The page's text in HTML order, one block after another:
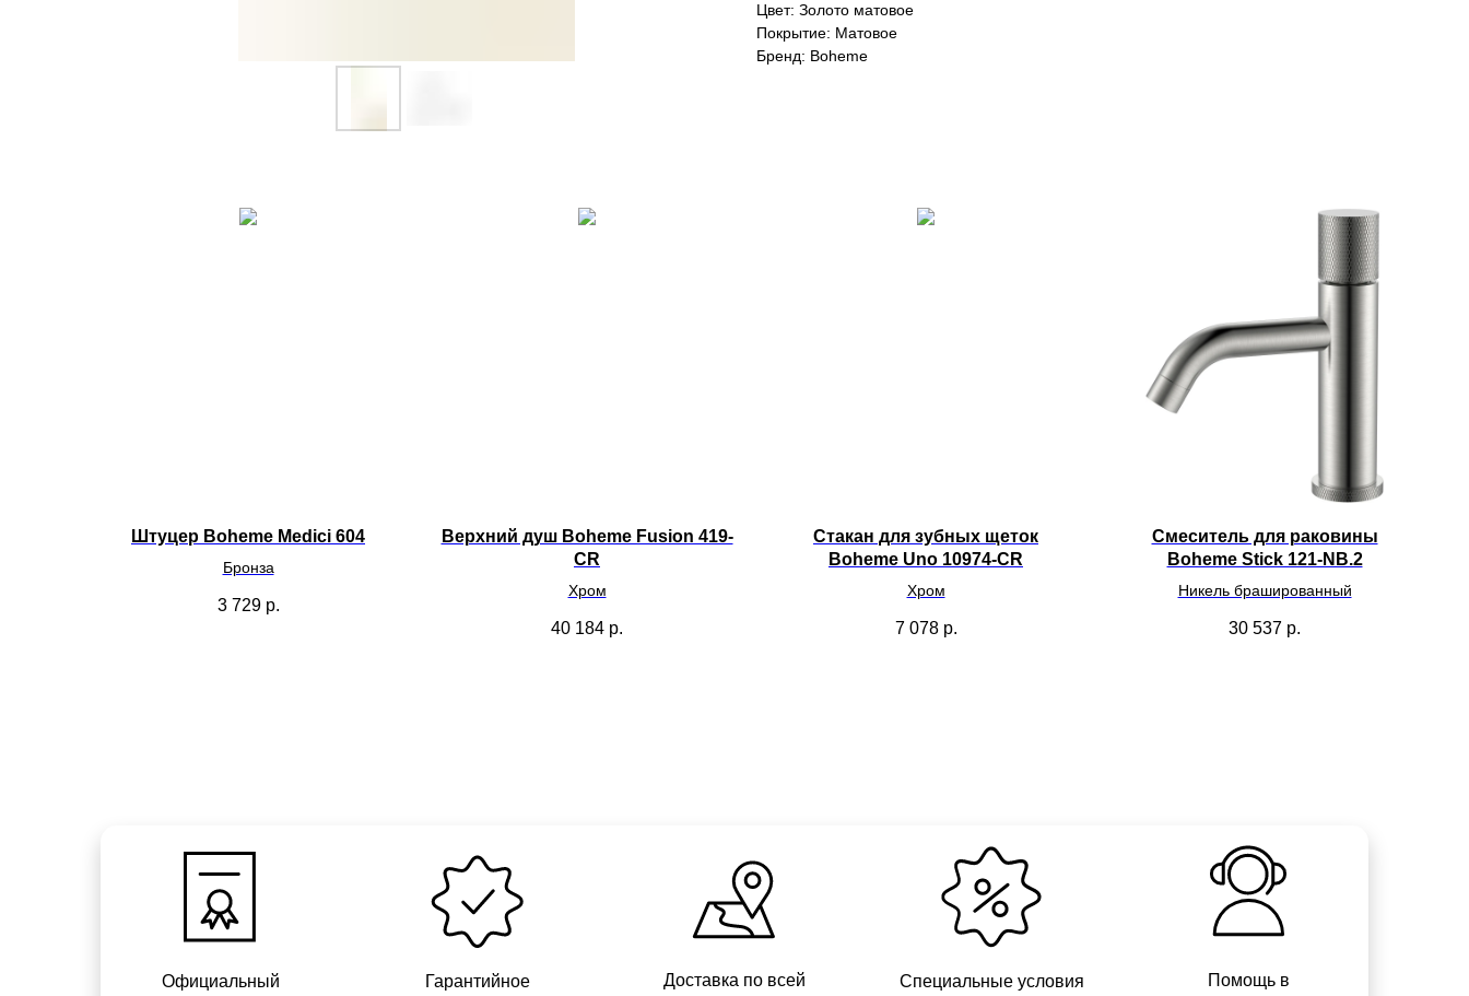
Цвет: Золото матовое
Покрытие: Матовое
Бренд: Boheme
Штуцер Boheme Medici 604
Бронза
3 729 р.
Верхний душ Boheme Fusion 419-
CR
Хром
40 184 р.
Стакан для зубных щеток
Boheme Uno 10974-CR
Хром
7 078 р.
Смеситель для раковины
Boheme Stick 121-NB.2
Никель брашированный
30 537 р.
Официальный
Доставка по всей
Гарантийное
Специальные условия
Помощь в